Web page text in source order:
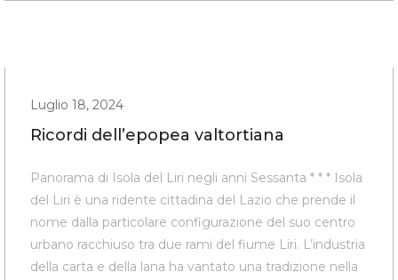
Luglio 18, 2024
Ricordi dell’epopea valtortiana
Panorama di Isola del Liri negli anni Sessanta * * * Isola
del Liri è una ridente cittadina del Lazio che prende il
nome dalla particolare configurazione del suo centro
urbano racchiuso tra due rami del fiume Liri. L’industria
della carta e della lana ha vantato una tradizione nella